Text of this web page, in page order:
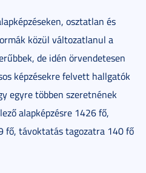
osztatlan és
közül változatlanul a
de idén örvendetesen
képzésekre felvett hallgatók
egyre többen szeretnének
alapképzésre 1426 fő,
fő, távoktatás tagozatra 140 fő